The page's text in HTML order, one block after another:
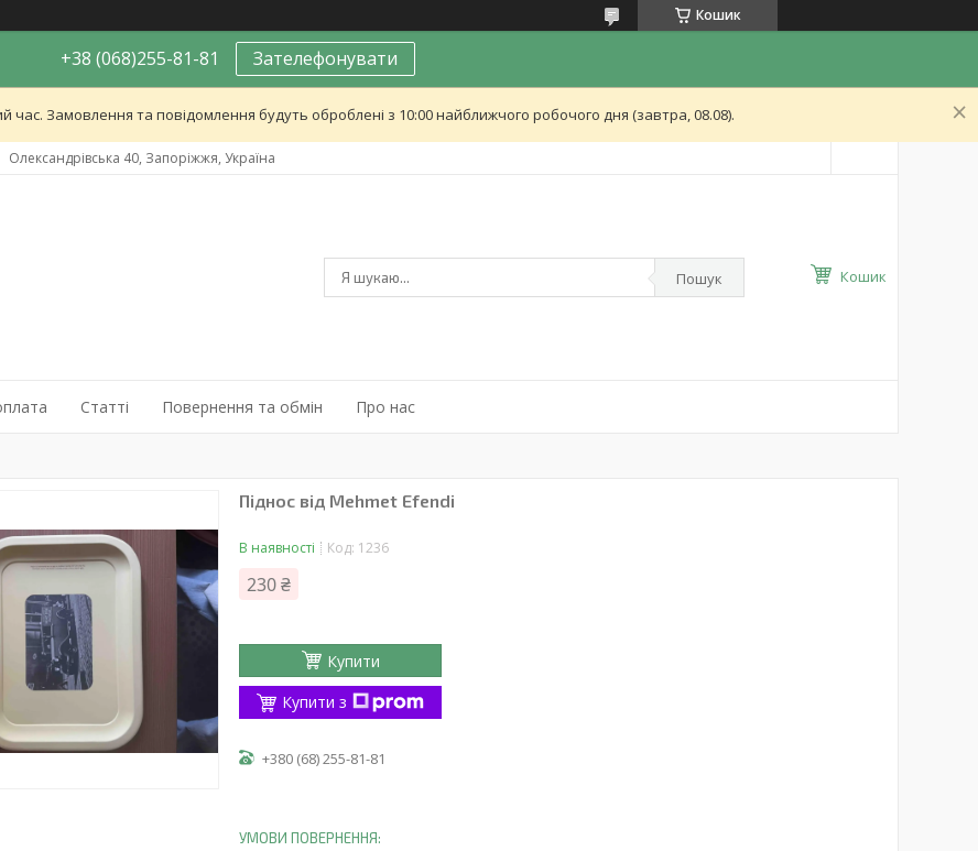
Кошик
+38 (068)255-81-81 Зателефонувати
час. Замовлення та повідомлення будуть оброблені з 10:00 найближчого робочого дня (завтра, 08.08).
Олександрівська 40, Запоріжжя, Україна
Пошук Кошик
Статті Повернення та обмін Про нас
Піднос від Mehmet Efendi
В наявності Код: 1236
230 ₴
Купити
Купити з
+380 (68) 255-81-81